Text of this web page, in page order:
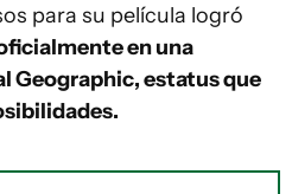
para su película logró
en una
Geographic, estatus que